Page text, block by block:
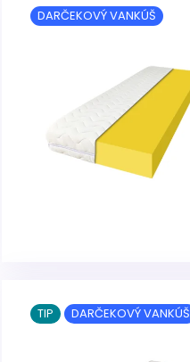
DARČEKOVÝ VANKÚŠ
TIP DARČEKOVÝ VANKÚŠ